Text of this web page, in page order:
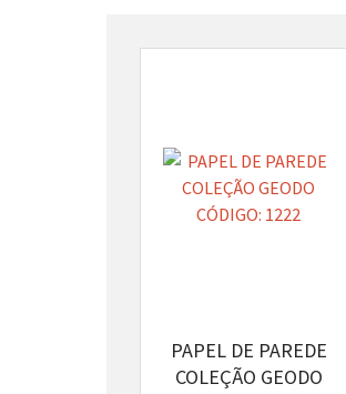
PAPEL DE PAREDE
COLEÇÃO GEODO